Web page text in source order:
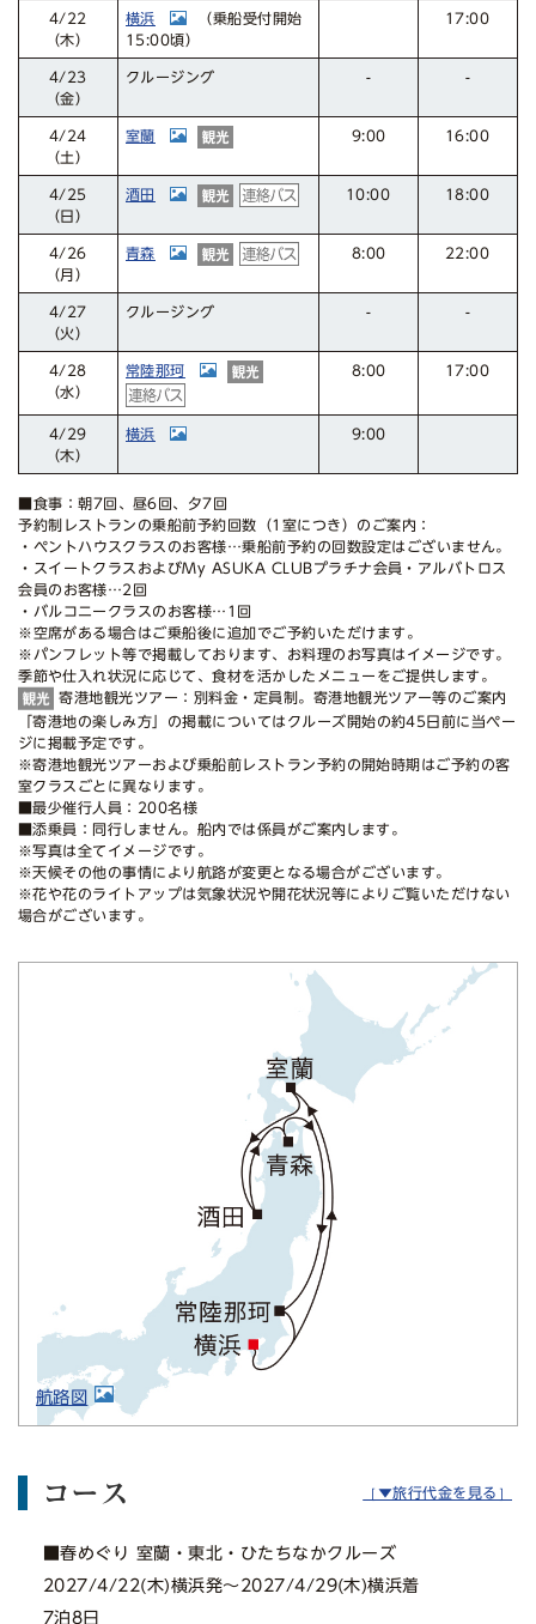
4/22
（木）
横浜 （乗船受付開始
15:00頃）
17:00
4/23
（金）
クルージング - -
4/24
（土）
室蘭 9:00 16:00
4/25
（日）
酒田 10:00 18:00
4/26
（月）
青森 8:00 22:00
4/27
（火）
クルージング - -
4/28
（水）
常陸那珂 8:00 17:00
4/29
（木）
横浜 9:00
■食事：朝7回、昼6回、夕7回
予約制レストランの乗船前予約回数（1室につき）のご案内：
・ペントハウスクラスのお客様…乗船前予約の回数設定はございません。
・スイートクラスおよびMy ASUKA CLUBプラチナ会員・アルバトロス
会員のお客様…2回
・バルコニークラスのお客様…1回
※空席がある場合はご乗船後に追加でご予約いただけます。
※パンフレット等で掲載しております、お料理のお写真はイメージです。
季節や仕入れ状況に応じて、食材を活かしたメニューをご提供します。
寄港地観光ツアー：別料金・定員制。寄港地観光ツアー等のご案内
「寄港地の楽しみ方」の掲載についてはクルーズ開始の約45日前に当ペー
ジに掲載予定です。
※寄港地観光ツアーおよび乗船前レストラン予約の開始時期はご予約の客
室クラスごとに異なります。
■最少催行人員：200名様
■添乗員：同行しません。船内では係員がご案内します。
※写真は全てイメージです。
※天候その他の事情により航路が変更となる場合がございます。
※花や花のライトアップは気象状況や開花状況等によりご覧いただけない
場合がございます。
航路図
コース ［▼旅行代金を見る］
■春めぐり 室蘭・東北・ひたちなかクルーズ
2027/4/22(木)横浜発〜2027/4/29(木)横浜着
7泊8日